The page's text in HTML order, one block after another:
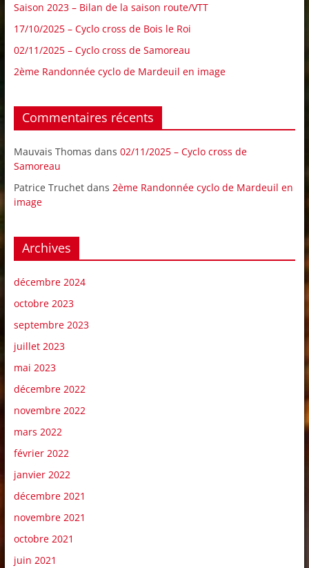
Saison 2023 – Bilan de la saison route/VTT
17/10/2025 – Cyclo cross de Bois le Roi
02/11/2025 – Cyclo cross de Samoreau
2ème Randonnée cyclo de Mardeuil en image
Commentaires récents
Mauvais Thomas dans 02/11/2025 – Cyclo cross de
Samoreau
Patrice Truchetdans 2ème Randonnée cyclo de Mardeuil en
image
Archives
décembre 2024
octobre 2023
septembre 2023
juillet 2023
mai 2023
décembre 2022
novembre 2022
mars 2022
février 2022
janvier 2022
décembre 2021
novembre 2021
octobre 2021
juin 2021